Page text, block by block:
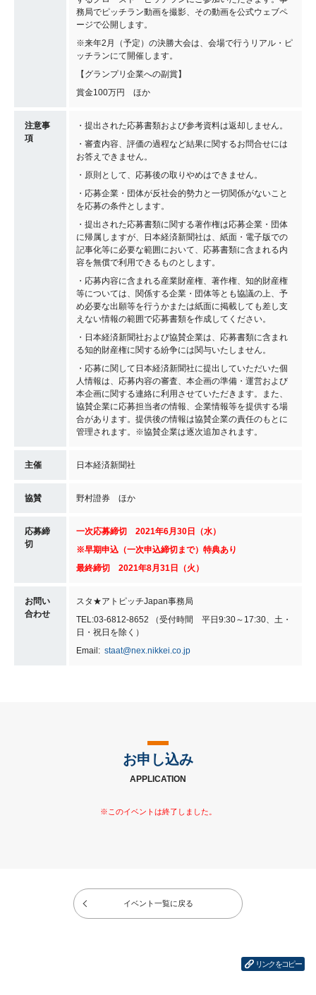
務局でピッチラン動画を撮影、その動画を公式ウェブペ
ージで公開します。
※来年2月（予定）の決勝大会は、会場で行うリアル・ピ
ッチランにて開催します。
【グランプリ企業への副賞】
賞金100万円 ほか
注意事
項
・提出された応募書類および参考資料は返却しません。
・審査内容、評価の過程など結果に関するお問合せには
お答えできません。
・原則として、応募後の取りやめはできません。
・応募企業・団体が反社会的勢力と一切関係がないこと
を応募の条件とします。
・提出された応募書類に関する著作権は応募企業・団体
に帰属しますが、日本経済新聞社は、紙面・電子版での
記事化等に必要な範囲において、応募書類に含まれる内
容を無償で利用できるものとします。
・応募内容に含まれる産業財産権、著作権、知的財産権
等については、関係する企業・団体等とも協議の上、予
め必要な出願等を行うかまたは紙面に掲載しても差し支
えない情報の範囲で応募書類を作成してください。
・日本経済新聞社および協賛企業は、応募書類に含まれ
る知的財産権に関する紛争には関与いたしません。
・応募に関して日本経済新聞社に提出していただいた個
人情報は、応募内容の審査、本企画の準備・運営および
本企画に関する連絡に利用させていただきます。また、
協賛企業に応募担当者の情報、企業情報等を提供する場
合があります。提供後の情報は協賛企業の責任のもとに
管理されます。※協賛企業は逐次追加されます。
主催 日本経済新聞社
協賛 野村證券 ほか
応募締
切
一次応募締切 2021年6月30日（水）
※早期申込（一次申込締切まで）特典あり
最終締切 2021年8月31日（火）
お問い
合わせ
スタ★アトピッチJapan事務局
TEL:03-6812-8652 （受付時間 平日9:30～17:30、土・
日・祝日を除く）
Email: staat@nex.nikkei.co.jp
お申し込み
APPLICATION
イベント一覧に戻る
リンクをコピー